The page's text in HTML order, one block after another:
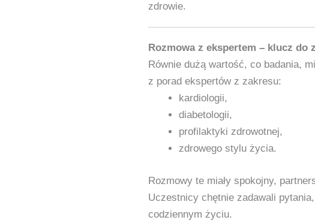
zdrowie.
Rozmowa z ekspertem – klucz do
Równie dużą wartość, co badania,
z porad ekspertów z zakresu:
kardiologii,
diabetologii,
profilaktyki zdrowotnej,
zdrowego stylu życia.
Rozmowy te miały spokojny,
Uczestnicy chętnie zadawali
codziennym życiu.